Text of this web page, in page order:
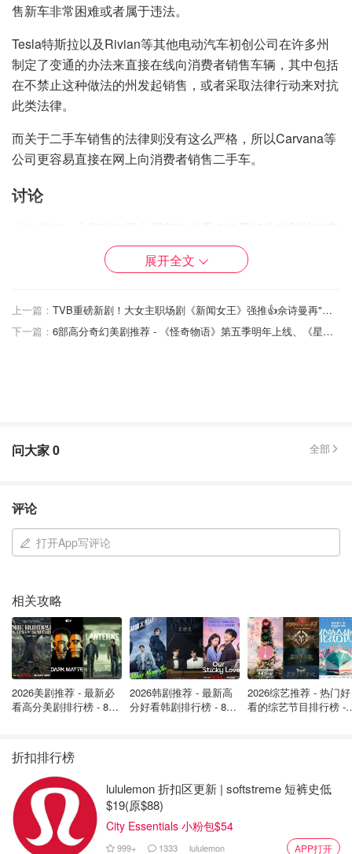
售新车非常困难或者属于违法。
Tesla特斯拉以及Rivian等其他电动汽车初创公司在许多州
制定了变通的办法来直接在线向消费者销售车辆，其中包括
在不禁止这种做法的州发起销售，或者采取法律行动来对抗
此类法律。
而关于二手车销售的法律则没有这么严格，所以Carvana等
公司更容易直接在网上向消费者销售二手车。
讨论
方式吗？欢迎在评论区发表看法哦！
Images
「该文章来自@省钱君-北美省钱快报，版权归原作者所
制播广告，每月花$2.99可以去掉！
Amazon 拆股生效，周一开始交易！股
价在百元左右
省钱君 2110
展开全文
上一篇：
TVB重磅新剧！大女主职场剧《新闻女王》强推👍佘诗曼再"宫斗"气场爆棚！
下一篇：
6部高分奇幻美剧推荐 - 《怪奇物语》第五季明年上线、《星期三》全网爆火！
问大家0 全部
评论
打开App写评论
相关攻略
2026美剧推荐 - 最新必
看高分美剧排行榜 - 8月
2026韩剧推荐 - 最新高
分好看韩剧排行榜 - 8月
2026综艺推荐 - 热门好
看的综艺节目排行榜 -
折扣排行榜
lululemon 折扣区更新 | softstreme 短裤史低
$19(原$88)
City Essentials 小粉包$54
999+ 1333 lululemon APP打开